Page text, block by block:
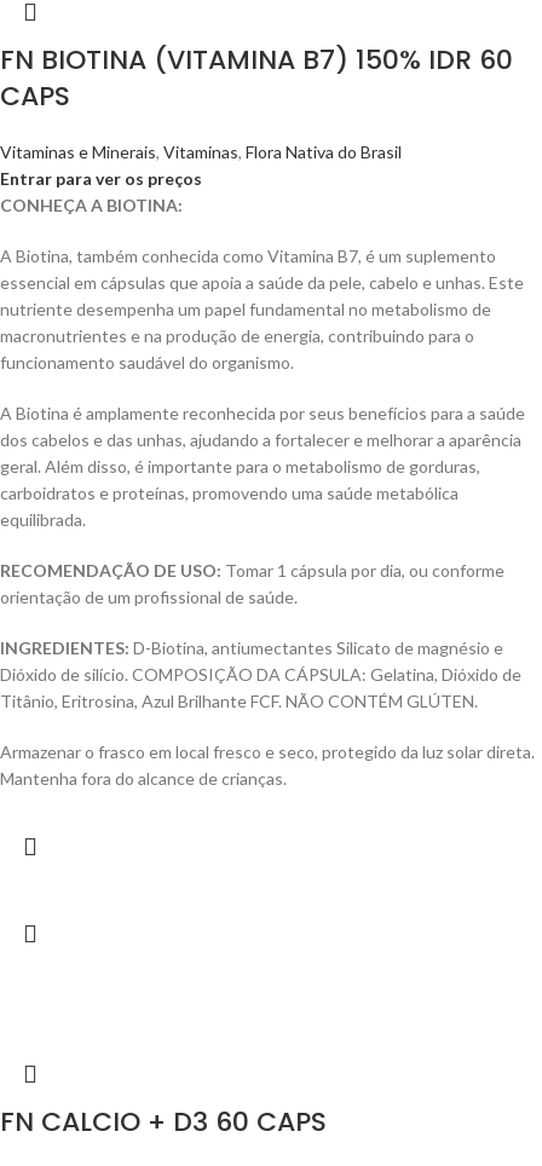
FN BIOTINA (VITAMINA B7) 150% IDR 60
CAPS
Vitaminas e Minerais, Vitaminas, Flora Nativa do Brasil
Entrar para ver os preços
CONHEÇA A BIOTINA:
A Biotina, também conhecida como Vitamina B7, é um suplemento
essencial em cápsulas que apoia a saúde da pele, cabelo e unhas. Este
nutriente desempenha um papel fundamental no metabolismo de
macronutrientes e na produção de energia, contribuindo para o
funcionamento saudável do organismo.
A Biotina é amplamente reconhecida por seus benefícios para a saúde
dos cabelos e das unhas, ajudando a fortalecer e melhorar a aparência
geral. Além disso, é importante para o metabolismo de gorduras,
carboidratos e proteínas, promovendo uma saúde metabólica
equilibrada.
RECOMENDAÇÃO DE USO: Tomar 1 cápsula por dia, ou conforme
orientação de um profissional de saúde.
INGREDIENTES: D-Biotina, antiumectantes Silicato de magnésio e
Dióxido de silício. COMPOSIÇÃO DA CÁPSULA: Gelatina, Dióxido de
Titânio, Eritrosina, Azul Brilhante FCF. NÃO CONTÉM GLÚTEN.
Armazenar o frasco em local fresco e seco, protegido da luz solar direta.
Mantenha fora do alcance de crianças.
FN CALCIO + D3 60 CAPS